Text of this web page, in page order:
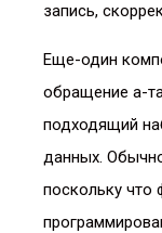
запись,
Еще-один
обращение а-
подходящий
данных.
поскольку что